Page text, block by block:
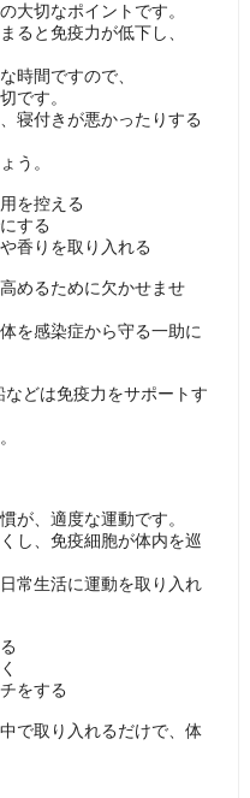
大切なポイントです。
ると免疫力が低下し、
時間ですので、
です。
寝付きが悪かったりする
う。
を控える
する
香りを取り入れる
めるために欠かせませ
を感染症から守る一助に
どは免疫力をサポートす
が、適度な運動です。
し、免疫細胞が体内を巡
常生活に運動を取り入れ
をする
で取り入れるだけで、体